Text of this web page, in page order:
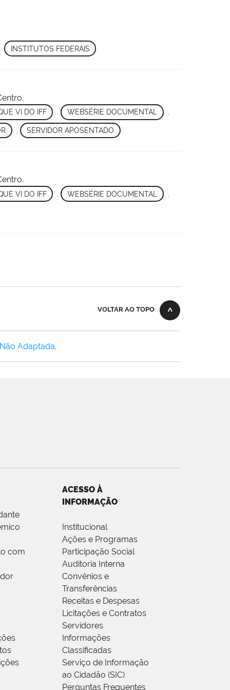
INSTITUTOS FEDERAIS
VI DO IFF , WEBSÉRIE DOCUMENTAL ,
SERVIDOR APOSENTADO
VI DO IFF , WEBSÉRIE DOCUMENTAL
VOLTAR AO TOPO
Adaptada.
com
ACESSO À
INFORMAÇÃO
Institucional
Ações e Programas
Participação Social
Auditoria Interna
Convênios e
Transferências
Receitas e Despesas
Licitações e Contratos
Servidores
Informações
Classificadas
Serviço de Informação
ao Cidadão (SIC)
Perguntas Frequentes